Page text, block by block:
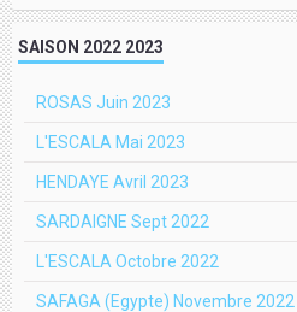
SAISON 2022 2023
ROSAS Juin 2023
L'ESCALA Mai 2023
HENDAYE Avril 2023
SARDAIGNE Sept 2022
L'ESCALA Octobre 2022
SAFAGA (Egypte) Novembre 2022